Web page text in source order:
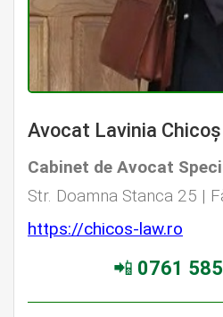
Avocat Lavinia Chicoș
Cabinet de Avocat
Str. Doamna Stanca 25 |
https://chicos-law.ro
📲 0761